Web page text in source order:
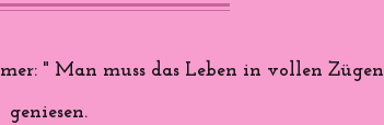
" Man muss das Leben in vollen Zügen
geniesen.